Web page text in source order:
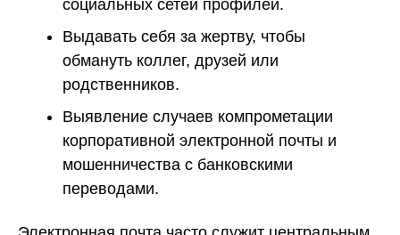
социальных сетей профилей.
Выдавать себя за жертву, чтобы
обмануть коллег, друзей или
родственников.
Выявление случаев компрометации
корпоративной электронной почты и
мошенничества с банковскими
переводами.